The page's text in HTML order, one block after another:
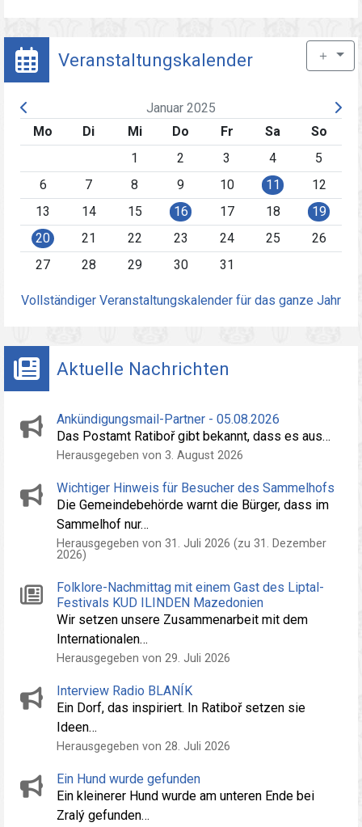
Veranstaltungskalender ＋
Januar 2025
Mo
Di Mi Do Fr Sa
So
1
2 3 4
5
6
7 8 9 10 11
12
13
14 15 16 17 18
19
20
21 22 23 24 25
26
27
28 29 30 31
Vollständiger Veranstaltungskalender für das ganze Jahr
Aktuelle Nachrichten
Ankündigungsmail-Partner - 05.08.2026
Das Postamt Ratiboř gibt bekannt, dass es aus…
Herausgegeben von 3. August 2026
Wichtiger Hinweis für Besucher des Sammelhofs
Die Gemeindebehörde warnt die Bürger, dass im
Sammelhof nur…
Herausgegeben von 31. Juli 2026 (zu 31. Dezember
2026)
Folklore-Nachmittag mit einem Gast des Liptal-
Festivals KUD ILINDEN Mazedonien
Wir setzen unsere Zusammenarbeit mit dem
Internationalen…
Herausgegeben von 29. Juli 2026
Interview Radio BLANÍK
Ein Dorf, das inspiriert. In Ratiboř setzen sie
Ideen…
Herausgegeben von 28. Juli 2026
Ein Hund wurde gefunden
Ein kleinerer Hund wurde am unteren Ende bei
Zralý gefunden…